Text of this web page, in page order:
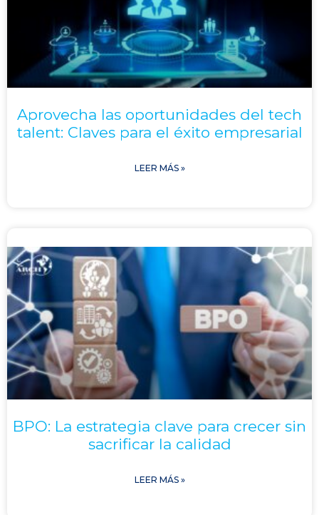
Aprovecha las oportunidades del tech
talent: Claves para el éxito empresarial
LEER MÁS »
BPO: La estrategia clave para crecer sin
sacrificar la calidad
LEER MÁS »